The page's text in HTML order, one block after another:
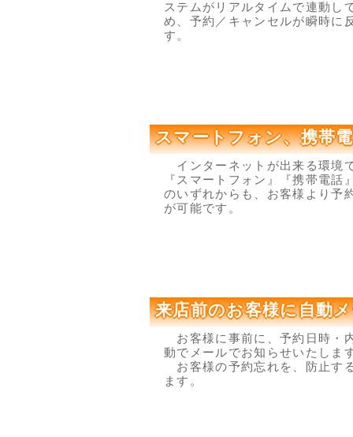
ステムがリアルタイムで連動し
め、予約／キャンセルが瞬時に
す。
スマートフォン、携帯
インターネットが出来る環境
『スマートフォン』『携帯電話
のいずれからも、お客様より予
が可能です。
来店前のお客様に自動
お客様に事前に、予約日時・
動でメールでお知らせいたしま
お客様の予約忘れを、防止す
ます。